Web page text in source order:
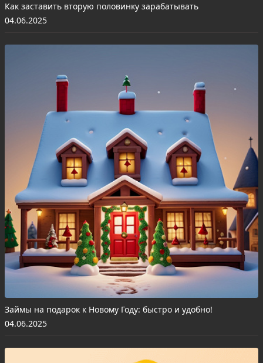
Как заставить вторую половинку зарабатывать
04.06.2025
Займы на подарок к Новому Году: быстро и удобно!
04.06.2025